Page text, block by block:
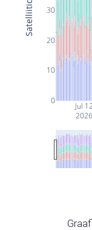
Jul 12
2026
0
10
20
30